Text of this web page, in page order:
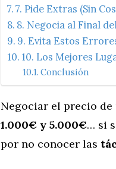
7. Pide Extras (Sin
8. Negocia al Final
9. Evita Estos
10. Los Mejores
Conclusión
Negociar el precio de
1.000€ y 5.000€… si
por no conocer las